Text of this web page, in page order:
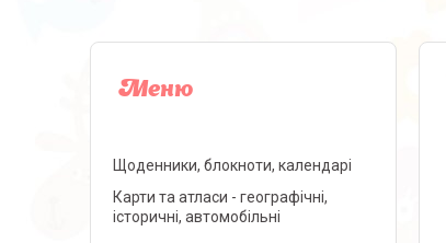
Щоденники, блокноти, календарі
Карти та атласи - географічні,
історичні, автомобільні